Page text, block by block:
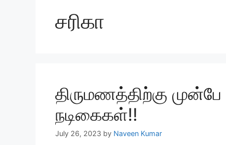
சரிகா
திருமணத்திற்கு
நடிகைகள்!!
July 26, 2023 by Naveen Kumar